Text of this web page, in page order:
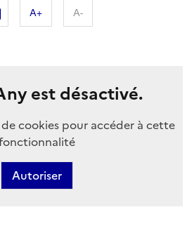
A+ A-
est désactivé.
cookies pour accéder à cette
Autoriser